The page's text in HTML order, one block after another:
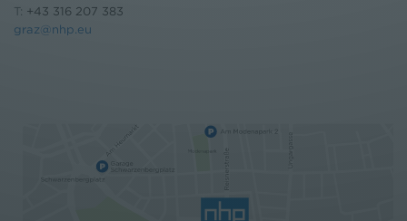
T: +43 316 207 383
graz@nhp.eu